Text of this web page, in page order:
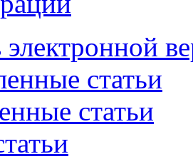
статьи
статьи